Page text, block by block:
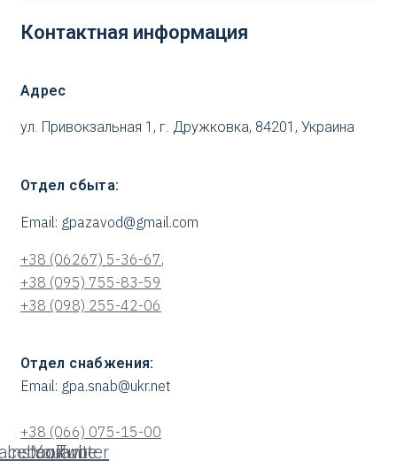
Контактная информация
Адрес
ул. Привокзальная 1, г. Дружковка, 84201, Украина
Отдел сбыта:
Email: gpazavod@gmail.com
+38 (06267) 5-36-67,
+38 (095) 755-83-59
+38 (098) 255-42-06
Отдел снабжения:
Email: gpa.snab@ukr.net
+38 (066) 075-15-00
Instagram
Youtube
Twitter